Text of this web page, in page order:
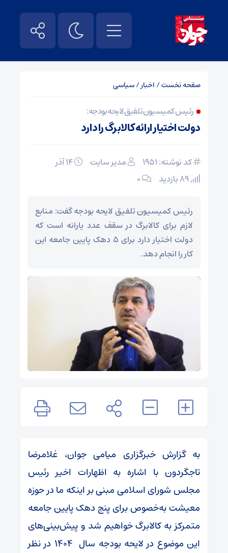
صفحه نخست/ اخبار/سیاسی
رئیس کمیسیون تلفیق لایحه بودجه:
دولت اختیار ارائه کالابرگ را دارد
کد نوشته: 1951 مدیر سایت
۰
رئیس کمیسیون تلفیق لایحه بودجه گفت: منابع
لازم برای کالابرگ در سقف عدد یارانه است که
دولت اختیار دارد برای ۵ دهک پایین جامعه این
کار را انجام دهد.
به گزارش خبرگزاری میامی جوان، غلامرضا
تاجگردون با اشاره به اظهارات اخیر رئیس
مجلس شورای اسلامی مبنی بر اینکه ما در حوزه
معیشت به‌خصوص برای پنج دهک پایین جامعه
متمرکز به کالابرگ خواهیم شد و پیش‌بینی‌های
این موضوع در لایحه بودجه سال ۱۴۰۴ در نظر